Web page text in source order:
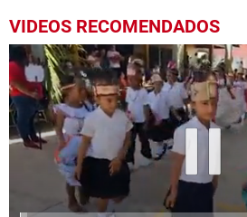
VIDEOS RECOMENDADOS